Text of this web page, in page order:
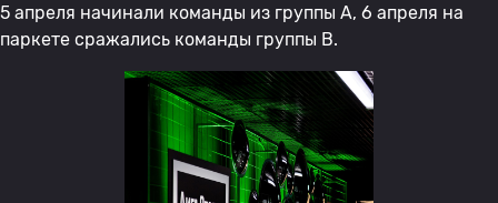
5 апреля начинали команды из группы А, 6 апреля на
паркете сражались команды группы В.